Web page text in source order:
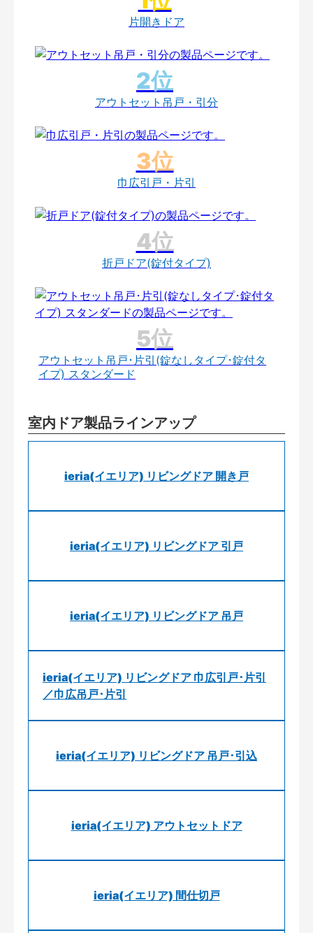
片開きドア
アウトセット吊戸・引分
巾広引戸・片引
折戸ドア(錠付タイプ)
アウトセット吊戸･片引(錠なしタイプ･錠付タ
イプ) スタンダード
室内ドア製品ラインアップ
ieria(イエリア) リビングドア 開き戸
ieria(イエリア) リビングドア 引戸
ieria(イエリア) リビングドア 吊戸
ieria(イエリア) リビングドア 巾広引戸･片引
／巾広吊戸･片引
ieria(イエリア) リビングドア 吊戸･引込
ieria(イエリア) アウトセットドア
ieria(イエリア) 間仕切戸